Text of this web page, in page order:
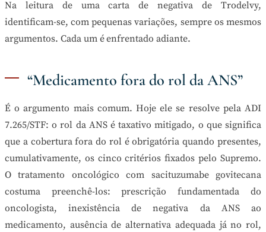
Na leitura de uma carta de negativa de Trodelvy,
identificam-se, com pequenas variações, sempre os mesmos
argumentos. Cada um é enfrentado adiante.
“Medicamento fora do rol da ANS”
É o argumento mais comum. Hoje ele se resolve pela ADI
7.265/STF: o rol da ANS é taxativo mitigado, o que significa
que a cobertura fora do rol é obrigatória quando presentes,
cumulativamente, os cinco critérios fixados pelo Supremo.
O tratamento oncológico com sacituzumabe govitecana
costuma preenchê-los: prescrição fundamentada do
oncologista, inexistência de negativa da ANS ao
medicamento, ausência de alternativa adequada já no rol,